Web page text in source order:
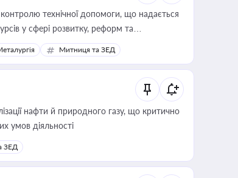
технічної допомоги, що надається
у сфері розвитку, реформ та
Митниця та ЗЕД
нафти й природного газу, що критично
умов діяльності
ЗЕД